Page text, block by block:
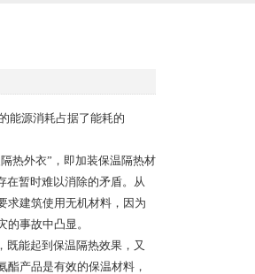
能源消耗占据了能耗的
热外衣”，即加装保温隔热材
在暂时难以消除的矛盾。从
求建筑使用无机材料，因为
灾的事故中凸显。
能起到保温隔热效果，又
产品是有效的保温材料，